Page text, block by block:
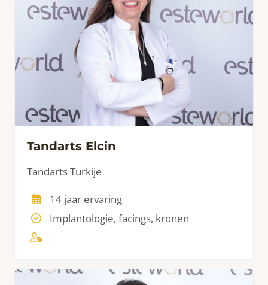
Tandarts Elcin
Tandarts Turkije
14 jaar ervaring
Implantologie, facings, kronen